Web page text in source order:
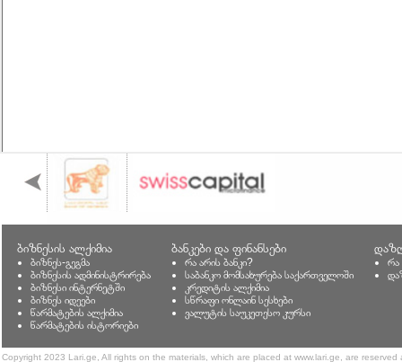
ბიზნესის ალქიმია
ბიზნეს-გეგმა
ბიზნესის ადმინისტრირება
ბიზნესი ინტერნეტში
ბიზნეს იდეები
წარმატების ალქიმია
წარმატების ისტორიები
ბანკები და ფინანსები
რა არის ბანკი?
საბანკო მომსახურება საქართველოში
კრედიტის ალქიმია
სწრაფი ონლაინ სესხები
ვალუტის საუკეთესო კურსი
რა
Copyright 2023 Lari.ge, All rights on the materials, which are placed at www.lari.ge, are